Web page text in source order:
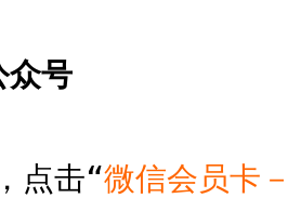
众号
点击“微信会员卡